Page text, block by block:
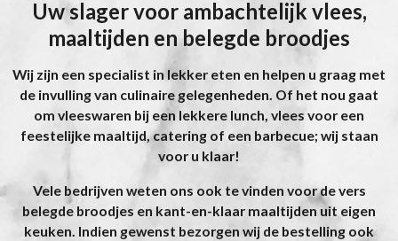
Uw slager voor ambachtelijk vlees,
maaltijden en belegde broodjes
Wij zijn een specialist in lekker eten en helpen u graag met
de invulling van culinaire gelegenheden. Of het nou gaat
om vleeswaren bij een lekkere lunch, vlees voor een
feestelijke maaltijd, catering of een barbecue; wij staan
voor u klaar!
Vele bedrijven weten ons ook te vinden voor de vers
belegde broodjes en kant-en-klaar maaltijden uit eigen
keuken. Indien gewenst bezorgen wij de bestelling ook